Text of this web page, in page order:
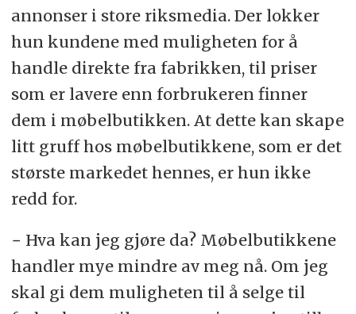
annonser i store riksmedia. Der lokker
hun kundene med muligheten for å
handle direkte fra fabrikken, til priser
som er lavere enn forbrukeren finner
dem i møbelbutikken. At dette kan skape
litt gruff hos møbelbutikkene, som er det
største markedet hennes, er hun ikke
redd for.
− Hva kan jeg gjøre da? Møbelbutikkene
handler mye mindre av meg nå. Om jeg
skal gi dem muligheten til å selge til